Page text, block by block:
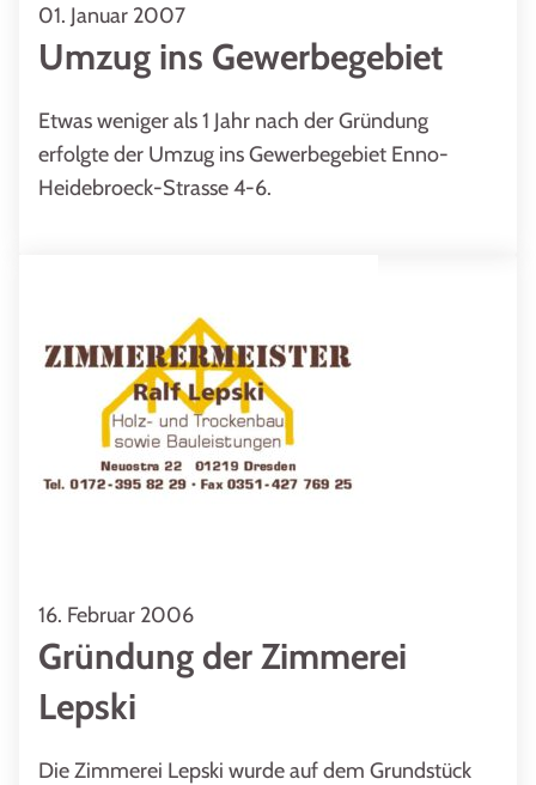
01. Januar 2007
Umzug ins Gewerbegebiet
Etwas weniger als 1 Jahr nach der Gründung
erfolgte der Umzug ins Gewerbegebiet Enno-
Heidebroeck-Strasse 4-6.
16. Februar 2006
Gründung der Zimmerei
Lepski
Die Zimmerei Lepski wurde auf dem Grundstück